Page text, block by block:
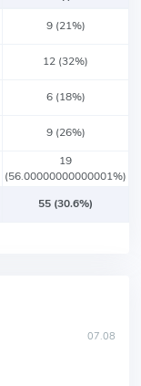
9 (21%)
12 (32%)
6 (18%)
9 (26%)
19
(56.00000000000001%)
55 (30.6%)
07.08